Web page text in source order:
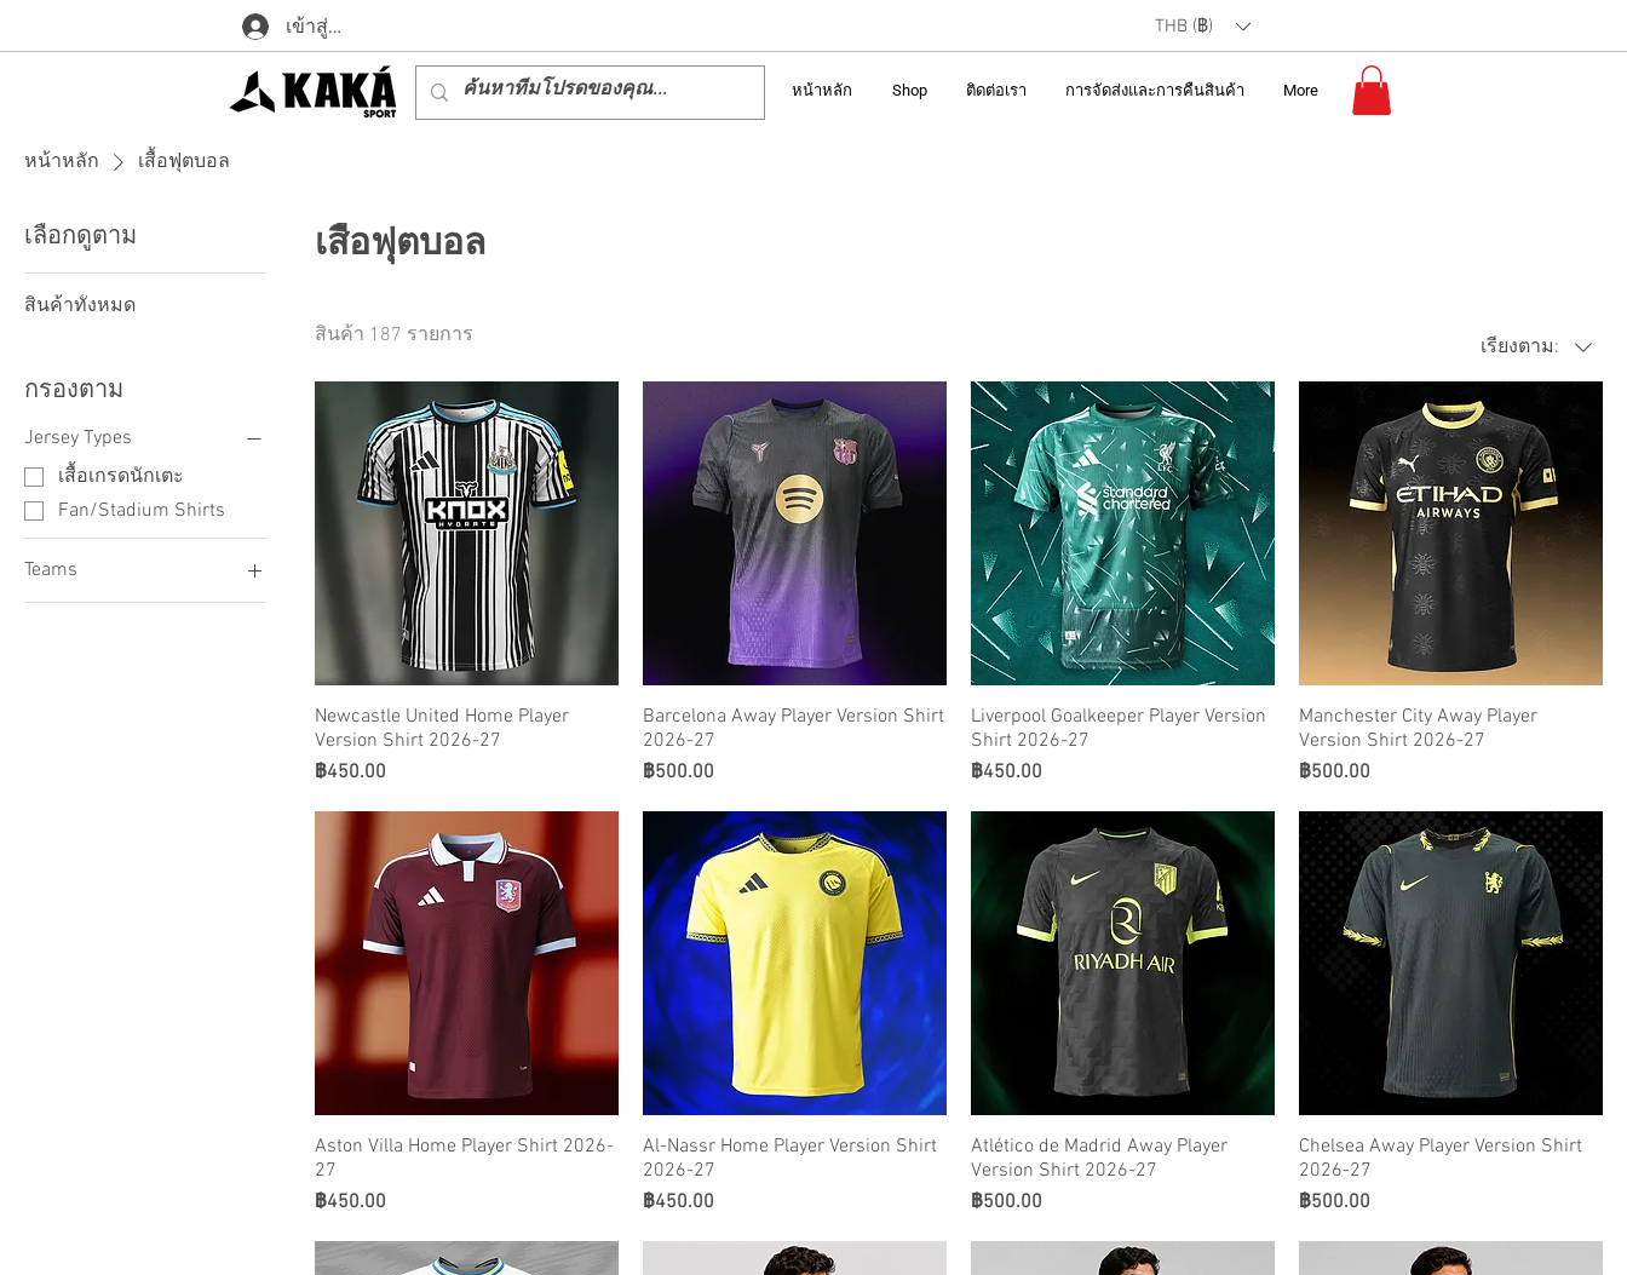
เข้าสู่ระบบ THB (฿)
หน้าหลัก Shop ติดต่อเรา การจัดส่งและการคืนสินค้า More
หน้าหลัก เสื้อฟุตบอล
เลือกดูตาม
สินค้าทั้งหมด
กรองตาม
Jersey Types
เสื้อเกรดนักเตะ
Fan/Stadium Shirts
Teams
เอซี มิลาน
เสื้อฟุตบอล
สินค้า 187 รายการ เรียงตาม:
Newcastle United Home Player
Version Shirt 2026-27
ราคา
฿450.00
Barcelona Away Player Version Shirt
2026-27
ราคา
฿500.00
Liverpool Goalkeeper Player Version
Shirt 2026-27
ราคา
฿450.00
Manchester City Away Player
Version Shirt 2026-27
ราคา
฿500.00
Aston Villa Home Player Shirt 2026-
27
ราคา
฿450.00
Al-Nassr Home Player Version Shirt
2026-27
ราคา
฿450.00
Atlético de Madrid Away Player
Version Shirt 2026-27
ราคา
฿500.00
Chelsea Away Player Version Shirt
2026-27
ราคา
฿500.00